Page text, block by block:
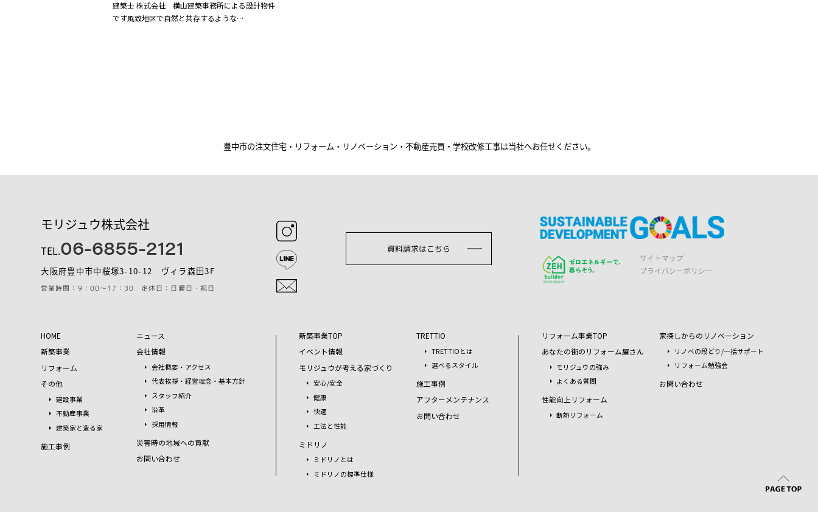
建築士 株式会社 横山建築事務所による設計物件
です風致地区で自然と共存するような…
豊中市の注文住宅・リフォーム・リノベーション・不動産売買・学校改修工事は当社へお任せください。
モリジュウ株式会社
TEL.06-6855-2121
大阪府豊中市中桜塚3-10-12 ヴィラ森田3F
営業時間：9：00～17：30 定休日：日曜日・祝日
資料請求はこちら
サイトマップ
プライバシーポリシー
HOME
新築事業
リフォーム
その他
建設事業
不動産事業
建築家と造る家
施工事例
ニュース
会社情報
会社概要・アクセス
代表挨拶・経営理念・基本方針
スタッフ紹介
沿革
採用情報
災害時の地域への貢献
お問い合わせ
新築事業TOP
イベント情報
モリジュウが考える家づくり
安心/安全
健康
快適
工法と性能
ミドリノ
ミドリノとは
ミドリノの標準仕様
TRETTIO
TRETTIOとは
選べるスタイル
施工事例
アフターメンテナンス
お問い合わせ
リフォーム事業TOP
あなたの街のリフォーム屋さん
モリジュウの強み
よくある質問
性能向上リフォーム
断熱リフォーム
家探しからのリノベーション
リノベの段どり/一括サポート
リフォーム勉強会
お問い合わせ